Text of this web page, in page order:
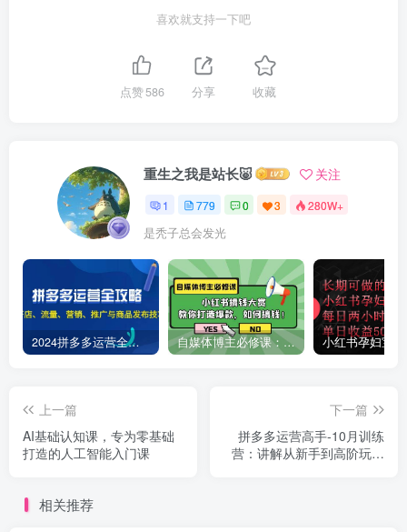
喜欢就支持一下吧
点赞586 分享 收藏
重生之我是站长🐷 关注
1 779 0 3 280W+
是秃子总会发光
2024拼多多运营全攻略：开店、流量、营销、推广与商品发布技巧（无水印） 自媒体博主必修课：小红书搞钱大赏，教你打造爆款，如何搞钱（11节课）
上一篇
AI基础认知课，专为零基础
打造的人工智能入门课
下一篇
拼多多运营高手-10月训练
营：讲解从新手到高阶玩法
相关推荐